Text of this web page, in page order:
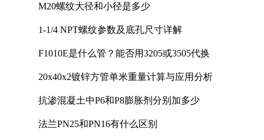
M20螺纹大径和小径是多少
1-1/4 NPT螺纹参数及底孔尺寸详解
F1010E是什么管？能否用3205或3505代换
20x40x2镀锌方管单米重量计算与应用分析
抗渗混凝土中P6和P8膨胀剂分别加多少
法兰PN25和PN16有什么区别